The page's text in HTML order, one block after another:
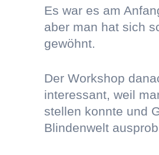
Es war es am
aber man hat sich
gewöhnt.
Der Workshop
interessant, weil
stellen konnte und
Blindenwelt